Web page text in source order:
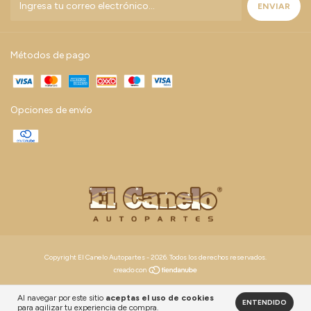
Al navegar por este sitio aceptas el uso de cookies
para agilizar tu experiencia de compra.
ENTENDIDO
Métodos de pago
Opciones de envío
Copyright El Canelo Autopartes - 2026. Todos los derechos reservados.